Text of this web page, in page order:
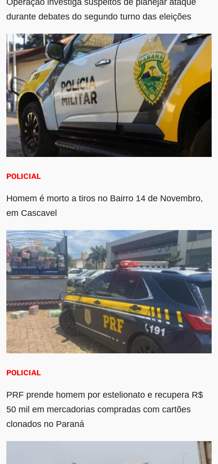
durante debates do segundo turno das eleições
POLICIAL
Homem é morto a tiros no Bairro 14 de Novembro,
em Cascavel
POLICIAL
PRF prende homem por estelionato e recupera R$
50 mil em mercadorias compradas com cartões
clonados no Paraná